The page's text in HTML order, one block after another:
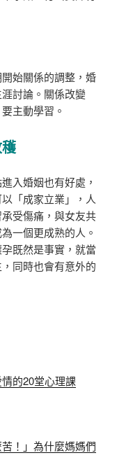
始關係的調整，婚
討論。關係改變
主動學習。
入婚姻也有好處，
「成家立業」，人
受傷痛，與女友共
一個更成熟的人。
既然是事實，就當
同時也會有意外的
情的20堂心理課
苦！」為什麼媽媽們